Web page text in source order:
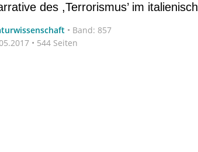
des ,Terrorismus’ im
• Band: 857
• 544 Seiten